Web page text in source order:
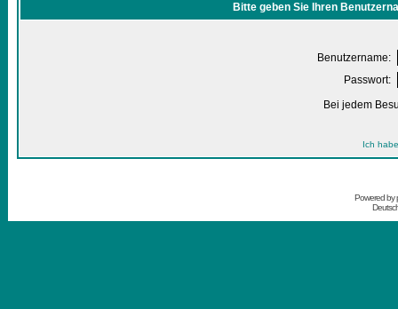
Bitte geben Sie Ihren
Benutzername:
Passwort:
Bei jedem
Ich
Powered by